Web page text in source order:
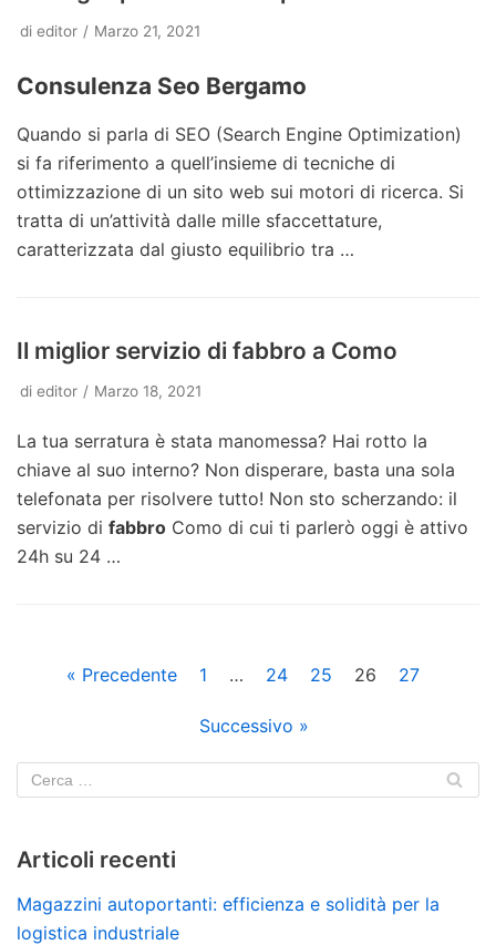
di editor Marzo 21, 2021
Consulenza Seo Bergamo
Quando si parla di SEO (Search Engine Optimization)
si fa riferimento a quell’insieme di tecniche di
ottimizzazione di un sito web sui motori di ricerca. Si
tratta di un’attività dalle mille sfaccettature,
caratterizzata dal giusto equilibrio tra …
Il miglior servizio di fabbro a Como
di editor Marzo 18, 2021
La tua serratura è stata manomessa? Hai rotto la
chiave al suo interno? Non disperare, basta una sola
telefonata per risolvere tutto! Non sto scherzando: il
servizio di fabbro Como di cui ti parlerò oggi è attivo
24h su 24 …
« Precedente 1 … 24 25 26 27
Successivo »
Articoli recenti
Magazzini autoportanti: efficienza e solidità per la
logistica industriale